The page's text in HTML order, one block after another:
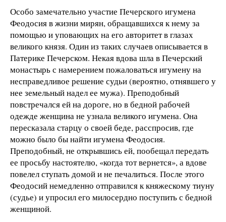
Особо замечательно участие Печерского игумена
Феодосия в жизни мирян, обращавшихся к нему за
помощью и уповающих на его авторитет в глазах
великого князя. Один из таких случаев описывается в
Патерике Печерском. Некая вдова шла в Печерский
монастырь с намерением пожаловаться игумену на
несправедливое решение судьи (вероятно, отнявшего у
нее земельный надел ее мужа). Преподобный
повстречался ей на дороге, но в бедной рабочей
одежде женщина не узнала великого игумена. Она
пересказала старцу о своей беде, расспросив, где
можно было бы найти игумена Феодосия.
Преподобный, не открывшись ей, пообещал передать
ее просьбу настоятелю, «когда тот вернется», а вдове
повелел ступать домой и не печалиться. После этого
Феодосий немедленно отправился к княжескому тиуну
(судье) и упросил его милосердно поступить с бедной
женщиной.